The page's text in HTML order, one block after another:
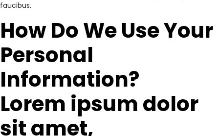
faucibus.
How Do We Use Your
Personal
Information?
Lorem ipsum dolor
sit amet,